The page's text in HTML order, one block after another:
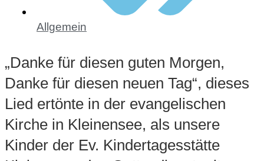
Allgemein
„Danke für diesen guten Morgen,
Danke für diesen neuen Tag“, dieses
Lied ertönte in der evangelischen
Kirche in Kleinensee, als unsere
Kinder der Ev. Kindertagesstätte